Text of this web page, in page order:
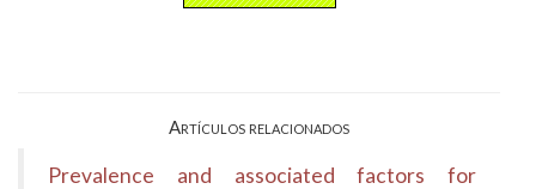
Artículos relacionados
Prevalence and associated factors for